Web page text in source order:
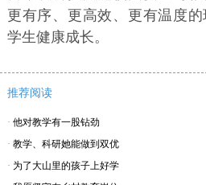
更有序、更高效、更有温度
学生健康成长。
推荐阅读
· 他对教学有一股钻劲
· 教学、科研她能做到双优
· 为了大山里的孩子上好学